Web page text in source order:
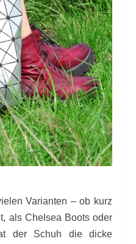
Varianten – ob kurz
als Chelsea Boots oder
der Schuh die dicke